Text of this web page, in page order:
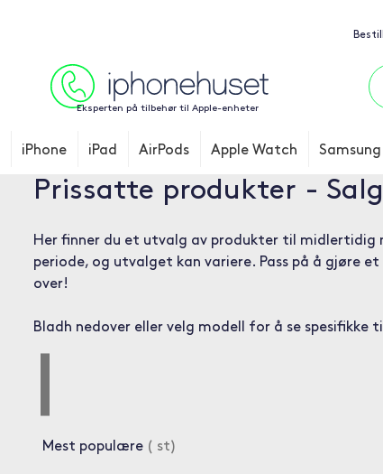
Eksperten på tilbehør til Apple-enheter
iPhone iPad AirPods Apple Watch Samsung
Prissatte produkter - Salg
Her finner du et utvalg av produkter til midlertidig
periode, og utvalget kan variere. Pass på å gjøre
over!
Bladh nedover eller velg modell for å se spesifikke
Mest populære ( st)